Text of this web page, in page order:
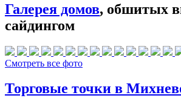
Галерея домов, обшитых
сайдингом
Смотреть все фото
Торговые точки в